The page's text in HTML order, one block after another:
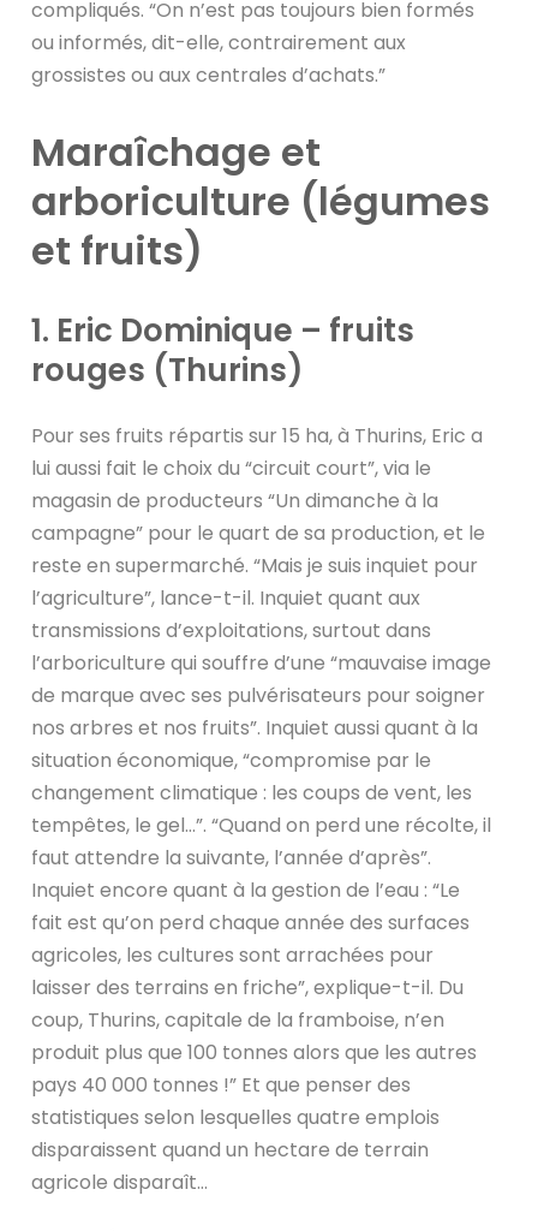
compliqués. “On n’est pas toujours bien formés
ou informés, dit-elle, contrairement aux
grossistes ou aux centrales d’achats.”
Maraîchage et
arboriculture (légumes
et fruits)
1. Eric Dominique – fruits
rouges (Thurins)
Pour ses fruits répartis sur 15 ha, à Thurins, Eric a
lui aussi fait le choix du “circuit court”, via le
magasin de producteurs “Un dimanche à la
campagne” pour le quart de sa production, et le
reste en supermarché. “Mais je suis inquiet pour
l’agriculture”, lance-t-il. Inquiet quant aux
transmissions d’exploitations, surtout dans
l’arboriculture qui souffre d’une “mauvaise image
de marque avec ses pulvérisateurs pour soigner
nos arbres et nos fruits”. Inquiet aussi quant à la
situation économique, “compromise par le
changement climatique : les coups de vent, les
tempêtes, le gel…”. “Quand on perd une récolte, il
faut attendre la suivante, l’année d’après”.
Inquiet encore quant à la gestion de l’eau : “Le
fait est qu’on perd chaque année des surfaces
agricoles, les cultures sont arrachées pour
laisser des terrains en friche”, explique-t-il. Du
coup, Thurins, capitale de la framboise, n’en
produit plus que 100 tonnes alors que les autres
pays 40 000 tonnes !” Et que penser des
statistiques selon lesquelles quatre emplois
disparaissent quand un hectare de terrain
agricole disparaît…